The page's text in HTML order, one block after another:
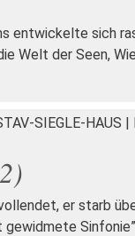
entwickelte sich
Welt der Seen,
SIEGLE-HAUS |
er starb
gewidmete